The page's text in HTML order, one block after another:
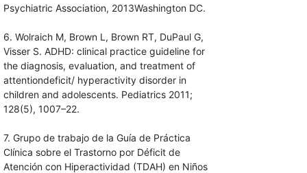
Psychiatric Association, 2013Washington DC.
6. Wolraich M, Brown L, Brown RT, DuPaul G,
Visser S. ADHD: clinical practice guideline for
the diagnosis, evaluation, and treatment of
attentiondeficit/ hyperactivity disorder in
children and adolescents. Pediatrics 2011;
128(5), 1007–22.
7. Grupo de trabajo de la Guía de Práctica
Clínica sobre el Trastorno por Déficit de
Atención con Hiperactividad (TDAH) en Niños